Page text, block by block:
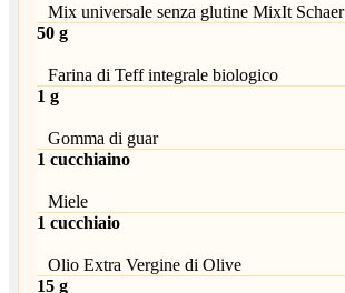
Mix universale senza glutine MixIt Schaer
50 g
Farina di Teff integrale biologico
1 g
Gomma di guar
1 cucchiaino
Miele
1 cucchiaio
Olio Extra Vergine di Olive
15 g